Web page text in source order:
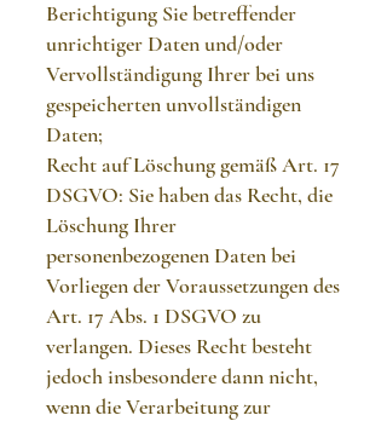
Berichtigung Sie betreffender
unrichtiger Daten und/oder
Vervollständigung Ihrer bei uns
gespeicherten unvollständigen
Daten;
Recht auf Löschung gemäß Art. 17
DSGVO: Sie haben das Recht, die
Löschung Ihrer
personenbezogenen Daten bei
Vorliegen der Voraussetzungen des
Art. 17 Abs. 1 DSGVO zu
verlangen. Dieses Recht besteht
jedoch insbesondere dann nicht,
wenn die Verarbeitung zur